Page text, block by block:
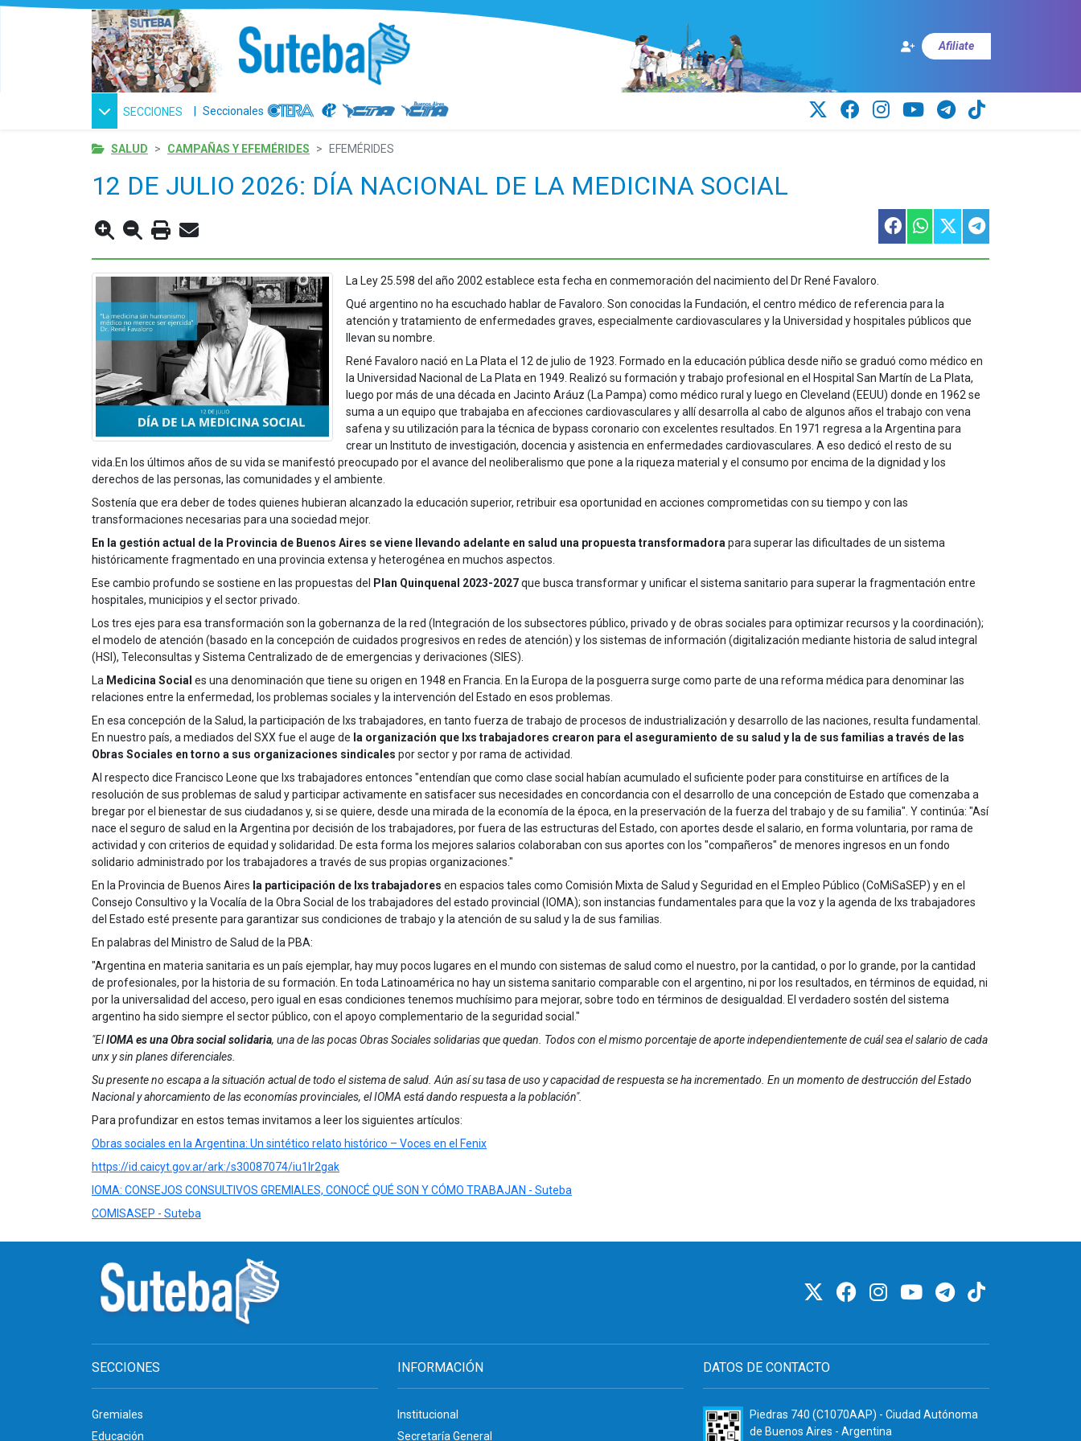
Afiliate
SECCIONES | Seccionales
SALUD CAMPAÑAS Y EFEMÉRIDES EFEMÉRIDES
12 DE JULIO 2026: DÍA NACIONAL DE LA MEDICINA SOCIAL
La Ley 25.598 del año 2002 establece esta fecha en conmemoración del nacimiento del Dr René Favaloro.
Qué argentino no ha escuchado hablar de Favaloro. Son conocidas la Fundación, el centro médico de referencia para la
atención y tratamiento de enfermedades graves, especialmente cardiovasculares y la Universidad y hospitales públicos que
llevan su nombre.
René Favaloro nació en La Plata el 12 de julio de 1923. Formado en la educación pública desde niño se graduó como médico en
la Universidad Nacional de La Plata en 1949. Realizó su formación y trabajo profesional en el Hospital San Martín de La Plata,
luego por más de una década en Jacinto Aráuz (La Pampa) como médico rural y luego en Cleveland (EEUU) donde en 1962 se
suma a un equipo que trabajaba en afecciones cardiovasculares y allí desarrolla al cabo de algunos años el trabajo con vena
safena y su utilización para la técnica de bypass coronario con excelentes resultados. En 1971 regresa a la Argentina para
crear un Instituto de investigación, docencia y asistencia en enfermedades cardiovasculares. A eso dedicó el resto de su
vida.En los últimos años de su vida se manifestó preocupado por el avance del neoliberalismo que pone a la riqueza material y el consumo por encima de la dignidad y los
derechos de las personas, las comunidades y el ambiente.
Sostenía que era deber de todes quienes hubieran alcanzado la educación superior, retribuir esa oportunidad en acciones comprometidas con su tiempo y con las
transformaciones necesarias para una sociedad mejor.
En la gestión actual de la Provincia de Buenos Aires se viene llevando adelante en salud una propuesta transformadora para superar las dificultades de un sistema
históricamente fragmentado en una provincia extensa y heterogénea en muchos aspectos.
Ese cambio profundo se sostiene en las propuestas del
Plan Quinquenal 2023-2027que busca transformar y unificar el sistema sanitario para superar la fragmentación entre
hospitales, municipios y el sector privado.
Los tres ejes para esa transformación son la gobernanza de la red (Integración de los subsectores público, privado y de obras sociales para optimizar recursos y la coordinación);
el modelo de atención (basado en la concepción de cuidados progresivos en redes de atención) y los sistemas de información (digitalización mediante historia de salud integral
(HSI), Teleconsultas y Sistema Centralizado de de emergencias y derivaciones (SIES).
La Medicina Social es una denominación que tiene su origen en 1948 en Francia. En la Europa de la posguerra surge como parte de una reforma médica para denominar las
relaciones entre la enfermedad, los problemas sociales y la intervención del Estado en esos problemas.
En esa concepción de la Salud, la participación de lxs trabajadores, en tanto fuerza de trabajo de procesos de industrialización y desarrollo de las naciones, resulta fundamental.
En nuestro país, a mediados del SXX fue el auge de la organización que lxs trabajadores crearon para el aseguramiento de su salud y la de sus familias a través de las
Obras Sociales en torno a sus organizaciones sindicales por sector y por rama de actividad.
Al respecto dice Francisco Leone que lxs trabajadores entonces "entendían que como clase social habían acumulado el suficiente poder para constituirse en artífices de la
resolución de sus problemas de salud y participar activamente en satisfacer sus necesidades en concordancia con el desarrollo de una concepción de Estado que comenzaba a
bregar por el bienestar de sus ciudadanos y, si se quiere, desde una mirada de la economía de la época, en la preservación de la fuerza del trabajo y de su familia". Y continúa: "Así
nace el seguro de salud en la Argentina por decisión de los trabajadores, por fuera de las estructuras del Estado, con aportes desde el salario, en forma voluntaria, por rama de
actividad y con criterios de equidad y solidaridad. De esta forma los mejores salarios colaboraban con sus aportes con los "compañeros" de menores ingresos en un fondo
solidario administrado por los trabajadores a través de sus propias organizaciones."
En la Provincia de Buenos Aires la participación de lxs trabajadores en espacios tales como Comisión Mixta de Salud y Seguridad en el Empleo Público (CoMiSaSEP) y en el
Consejo Consultivo y la Vocalía de la Obra Social de los trabajadores del estado provincial (IOMA); son instancias fundamentales para que la voz y la agenda de lxs trabajadores
del Estado esté presente para garantizar sus condiciones de trabajo y la atención de su salud y la de sus familias.
En palabras del Ministro de Salud de la PBA:
"Argentina en materia sanitaria es un país ejemplar, hay muy pocos lugares en el mundo con sistemas de salud como el nuestro, por la cantidad, o por lo grande, por la cantidad
de profesionales, por la historia de su formación. En toda Latinoamérica no hay un sistema sanitario comparable con el argentino, ni por los resultados, en términos de equidad, ni
por la universalidad del acceso, pero igual en esas condiciones tenemos muchísimo para mejorar, sobre todo en términos de desigualdad. El verdadero sostén del sistema
argentino ha sido siempre el sector público, con el apoyo complementario de la seguridad social."
"ElIOMA es una Obra social solidaria, una de las pocas Obras Sociales solidarias que quedan. Todos con el mismo porcentaje de aporte independientemente de cuál sea el salario de cada
unx y sin planes diferenciales.
Su presente no escapa a la situación actual de todo el sistema de salud. Aún así su tasa de uso y capacidad de respuesta se ha incrementado. En un momento de destrucción del Estado
Nacional y ahorcamiento de las economías provinciales, el IOMA está dando respuesta a la población".
Para profundizar en estos temas invitamos a leer los siguientes artículos:
Obras sociales en la Argentina: Un sintético relato histórico – Voces en el Fenix
https://id.caicyt.gov.ar/ark:/s30087074/iu1lr2gak
IOMA: CONSEJOS CONSULTIVOS GREMIALES, CONOCÉ QUÉ SON Y CÓMO TRABAJAN - Suteba
COMISASEP - Suteba
SECCIONES
Gremiales
Educación
INFORMACIÓN
Institucional
Secretaría General
DATOS DE CONTACTO
Piedras 740 (C1070AAP) - Ciudad Autónoma
de Buenos Aires - Argentina